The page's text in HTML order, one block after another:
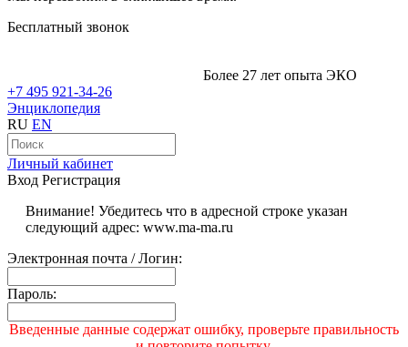
Бесплатный звонок
Более 27 лет опыта ЭКО
+7 495 921-34-26
Энциклопедия
RU EN
Личный кабинет
Вход Регистрация
Внимание! Убедитесь что в адресной строке указан
следующий адрес: www.ma-ma.ru
Электронная почта / Логин:
Пароль:
Введенные данные содержат ошибку, проверьте правильность